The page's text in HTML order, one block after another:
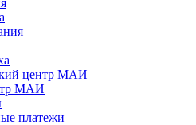
центр МАИ
МАИ
платежи